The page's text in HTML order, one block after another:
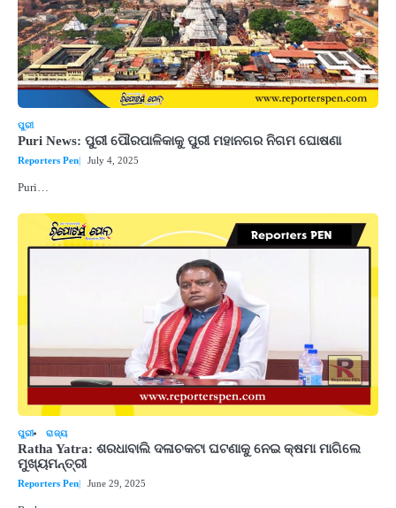
ପୁରୀ
Puri News: ପୁରୀ ପୌରପାଳିକାକୁ ପୁରୀ ମହାନଗର ନିଗମ ଘୋଷଣା
Reporters Pen July 4, 2025
Puri…
ପୁରୀ ରାଜ୍ୟ
Ratha Yatra: ଶରଧାବାଲି ଦଳାଚକଟା ଘଟଣାକୁ ନେଇ କ୍ଷମା ମାଗିଲେ
ମୁଖ୍ୟମନ୍ତ୍ରୀ
Reporters Pen June 29, 2025